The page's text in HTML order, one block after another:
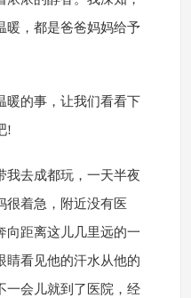
暖，都是爸爸妈妈给予
暖的事，让我们看看下
!
我去成都玩，一天半夜
很着急，附近没有医
向距离这儿几里远的一
睛看见他的汗水从他的
一会儿就到了医院，经